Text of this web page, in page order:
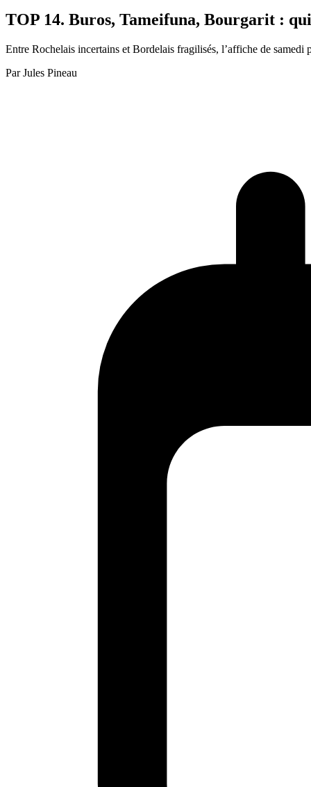
TOP 14. Buros, Tameifuna, Bourgarit :
Entre Rochelais incertains et Bordelais fragilisés, l’affiche de
Par Jules Pineau